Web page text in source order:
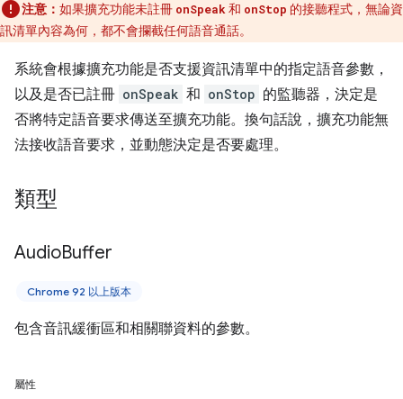
注意： 如果擴充功能未註冊 onSpeak 和 onStop 的接聽程式，無論資
訊清單內容為何，都不會攔截任何語音通話。
系統會根據擴充功能是否支援資訊清單中的指定語音參數，
以及是否已註冊 onSpeak 和 onStop 的監聽器，決定是
否將特定語音要求傳送至擴充功能。換句話說，擴充功能無
法接收語音要求，並動態決定是否要處理。
類型
AudioBuffer
Chrome 92 以上版本
包含音訊緩衝區和相關聯資料的參數。
屬性